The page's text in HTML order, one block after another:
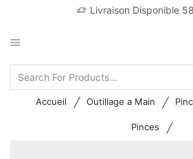
Livraison Disponible
input
Accueil / Outillage a Main /
Pinces /